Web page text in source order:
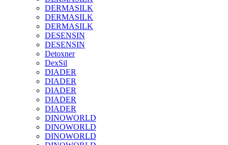
DERMASILK
DERMASILK
DERMASILK
DESENSIN
DESENSIN
Detoxner
DexSil
DIADER
DIADER
DIADER
DIADER
DIADER
DINOWORLD
DINOWORLD
DINOWORLD